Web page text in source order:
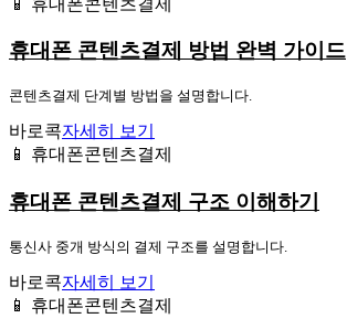
휴대폰 콘텐츠결제 방법 완벽 가이드
콘텐츠결제 단계별 방법을 설명합니다.
바로콕자세히 보기
📱 휴대폰콘텐츠결제
휴대폰 콘텐츠결제 구조 이해하기
통신사 중개 방식의 결제 구조를 설명합니다.
바로콕자세히 보기
📱 휴대폰콘텐츠결제